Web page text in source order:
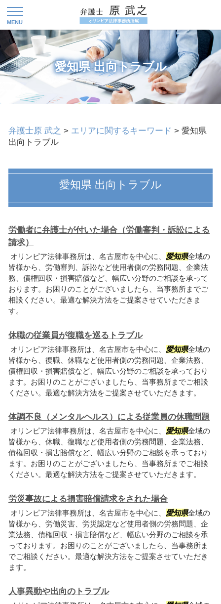
愛知県 出向トラブル
弁護士原 武之 > エリアに関するキーワード > 愛知県
出向トラブル
愛知県 出向トラブル
労働者に弁護士が付いた場合（労働審判・訴訟による
請求）
オリンピア法律事務所は、名古屋市を中心に、 愛知県全域の
皆様から、労働審判、訴訟など使用者側の労務問題、企業法
務、債権回収・損害賠償など、幅広い分野のご相談を承って
おります。お困りのことがございましたら、当事務所までご
相談ください。最適な解決方法をご提案させていただきま
す。
休職の従業員が復職を巡るトラブル
オリンピア法律事務所は、名古屋市を中心に、 愛知県全域の
皆様から、復職、休職など使用者側の労務問題、企業法務、
債権回収・損害賠償など、幅広い分野のご相談を承っており
ます。お困りのことがございましたら、当事務所までご相談
ください。最適な解決方法をご提案させていただきます。
体調不良（メンタルヘルス）による従業員の休職問題
オリンピア法律事務所は、名古屋市を中心に、 愛知県全域の
皆様から、休職、復職など使用者側の労務問題、企業法務、
債権回収・損害賠償など、幅広い分野のご相談を承っており
ます。お困りのことがございましたら、当事務所までご相談
ください。最適な解決方法をご提案させていただきます。
労災事故による損害賠償請求をされた場合
オリンピア法律事務所は、名古屋市を中心に、 愛知県全域の
皆様から、労働災害、労災認定など使用者側の労務問題、企
業法務、債権回収・損害賠償など、幅広い分野のご相談を承
っております。お困りのことがございましたら、当事務所ま
でご相談ください。最適な解決方法をご提案させていただき
ます。
人事異動や出向のトラブル